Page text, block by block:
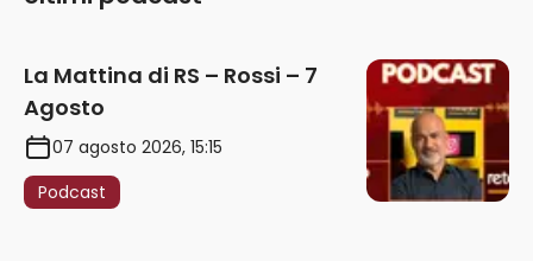
La Mattina di RS – Rossi – 7
Agosto
07 agosto 2026, 15:15
Podcast